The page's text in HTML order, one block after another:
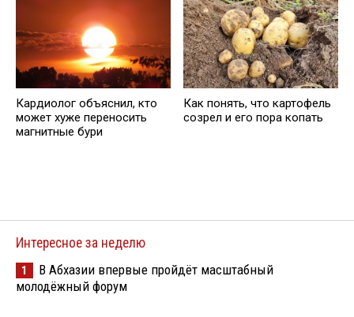
Кардиолог объяснил, кто
может хуже переносить
магнитные бури
Как понять, что картофель
созрел и его пора копать
Интересное за неделю
1
В Абхазии впервые пройдёт масштабный
молодёжный форум